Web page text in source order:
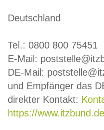
Deutschland
Tel.: 0800 800 75451
E-Mail:
DE-Mail:
und Empfänger das
direkter Kontakt:
https://